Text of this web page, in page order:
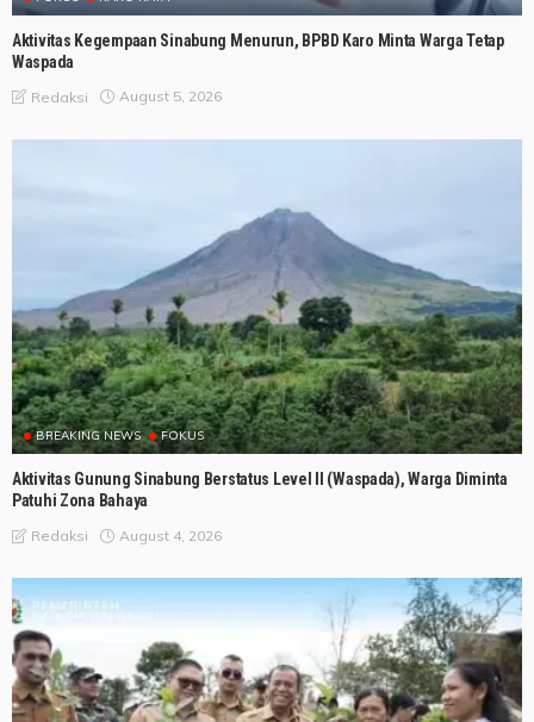
Aktivitas Kegempaan Sinabung Menurun, BPBD Karo Minta Warga Tetap
Waspada
Redaksi August 5, 2026
BREAKING NEWS FOKUS
Aktivitas Gunung Sinabung Berstatus Level II (Waspada), Warga Diminta
Patuhi Zona Bahaya
Redaksi August 4, 2026